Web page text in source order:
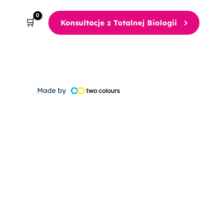
Konsultacje z Totalnej Biologii
Made by